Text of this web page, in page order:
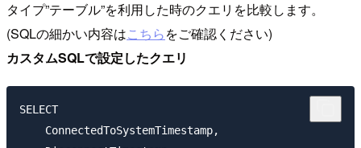
タイプ”テーブル”を利用した時のクエリを比較します。
(SQLの細かい内容はこちらをご確認ください)
カスタムSQLで設定したクエリ
SELECT
    ConnectedToSystemTimestamp,